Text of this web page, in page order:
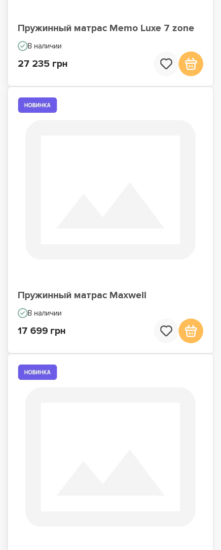
Пружинный матрас Memo Luxe 7 zone
В наличии
27 235 грн
Пружинный матрас Maxwell
В наличии
17 699 грн